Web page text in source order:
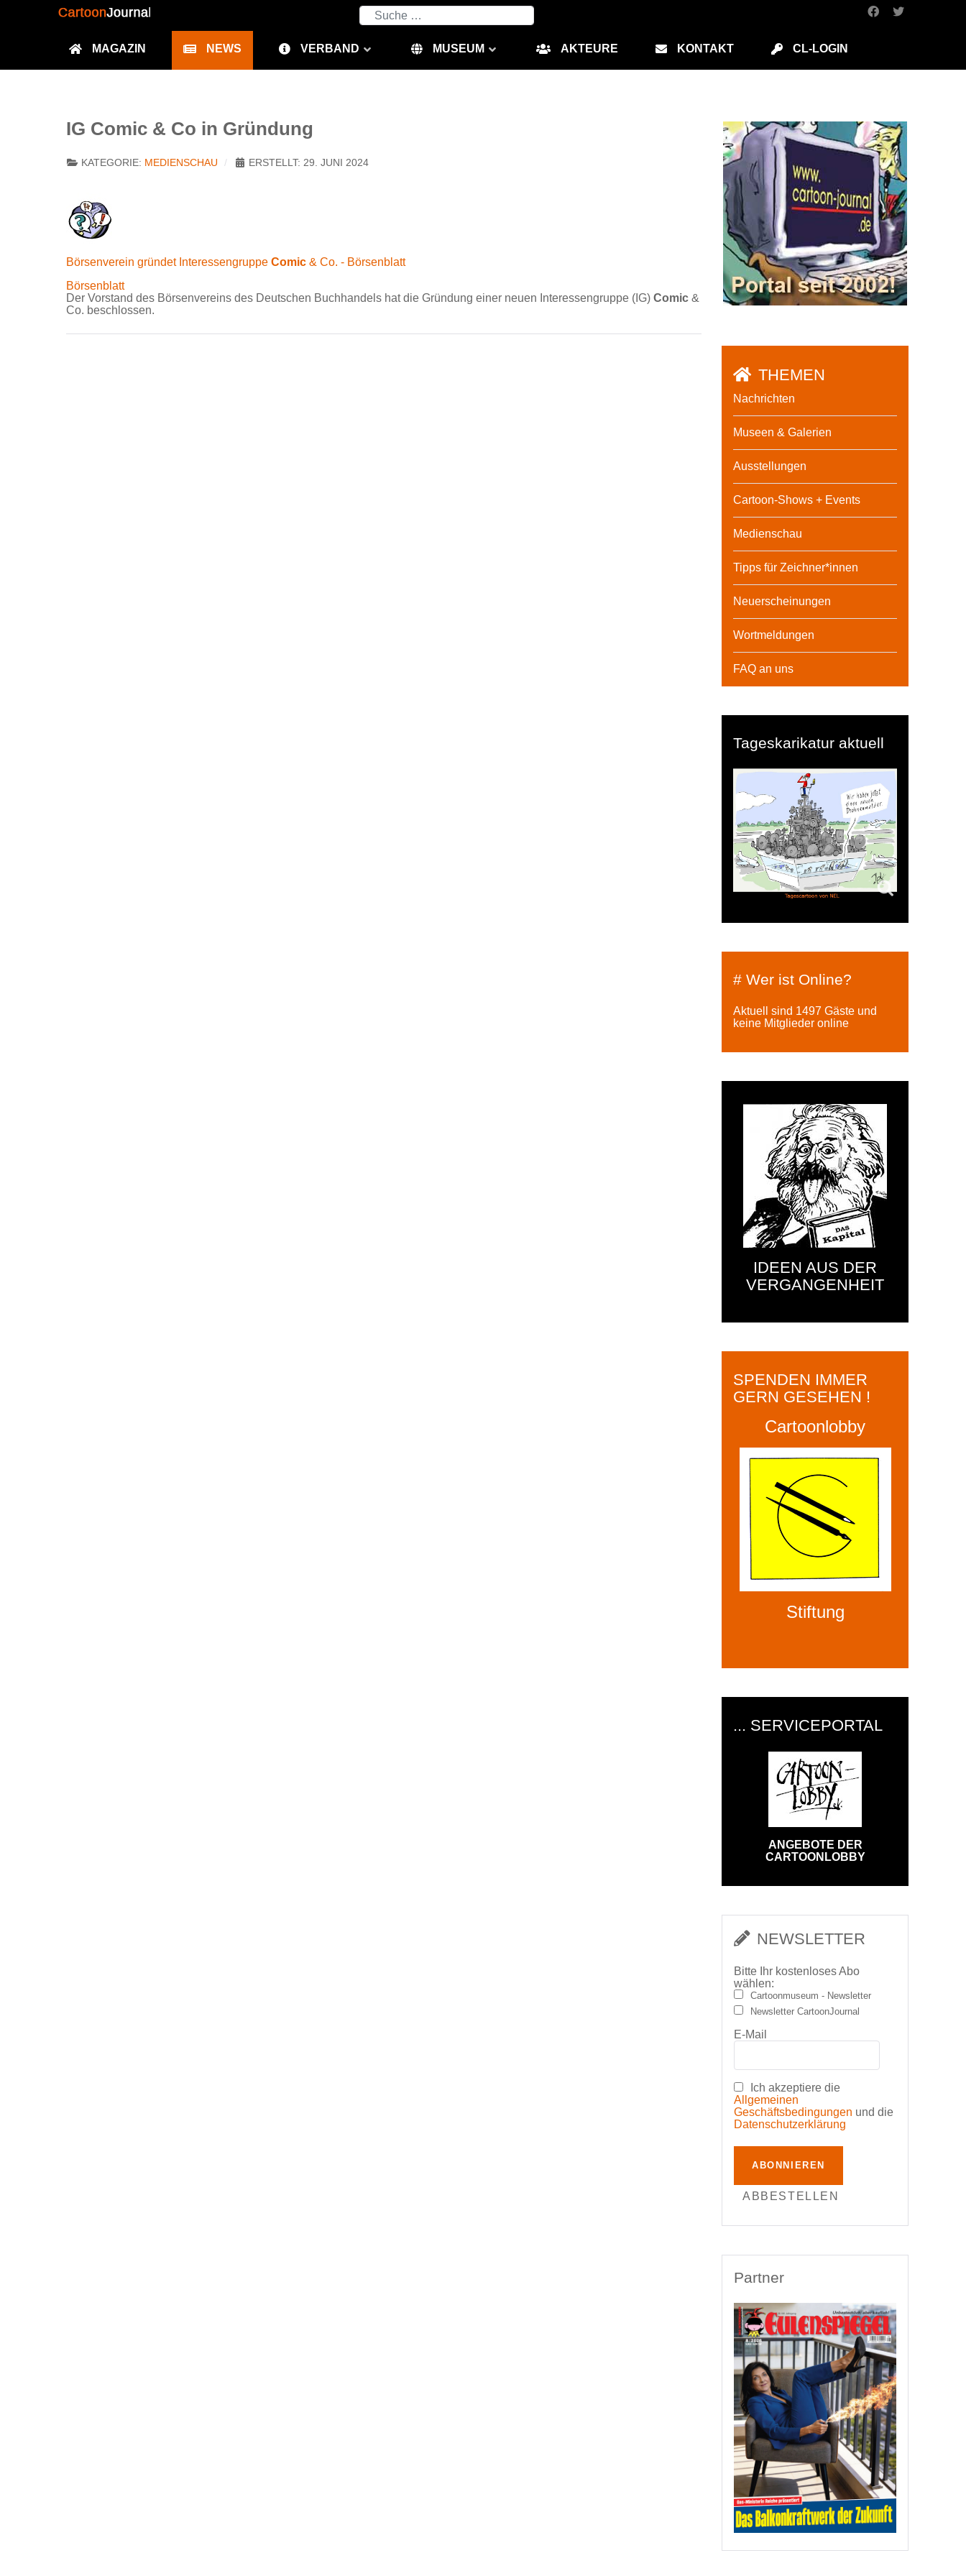
Suchen
MAGAZIN NEWS VERBAND MUSEUM AKTEURE KONTAKT CL-LOGIN
IG Comic & Co in Gründung
KATEGORIE: MEDIENSCHAU ERSTELLT: 29. JUNI 2024
Börsenverein gründet Interessengruppe Comic & Co. - Börsenblatt
Börsenblatt
Der Vorstand des Börsenvereins des Deutschen Buchhandels hat die Gründung einer neuen Interessengruppe (IG) Comic &
Co. beschlossen.
THEMEN
Nachrichten
Museen & Galerien
Ausstellungen
Cartoon-Shows + Events
Medienschau
Tipps für Zeichner*innen
Neuerscheinungen
Wortmeldungen
FAQ an uns
Tageskarikatur aktuell
# Wer ist Online?
Aktuell sind 1497 Gäste und
keine Mitglieder online
IDEEN AUS DER
VERGANGENHEIT
SPENDEN IMMER
GERN GESEHEN !
Cartoonlobby
Stiftung
... SERVICEPORTAL
ANGEBOTE DER
CARTOONLOBBY
NEWSLETTER
Bitte Ihr kostenloses Abo
wählen:
Cartoonmuseum - Newsletter
Newsletter CartoonJournal
E-Mail
Ich akzeptiere die
Allgemeinen
Geschäftsbedingungen und die
Datenschutzerklärung
ABONNIEREN
ABBESTELLEN
Partner